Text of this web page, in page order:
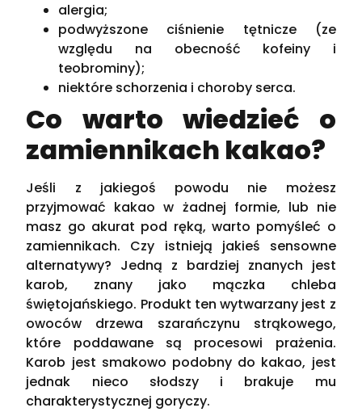
alergia;
podwyższone ciśnienie tętnicze (ze
względu na obecność kofeiny i
teobrominy);
niektóre schorzenia i choroby serca.
Co warto wiedzieć o
zamiennikach kakao?
Jeśli z jakiegoś powodu nie możesz
przyjmować kakao w żadnej formie, lub nie
masz go akurat pod ręką, warto pomyśleć o
zamiennikach. Czy istnieją jakieś sensowne
alternatywy? Jedną z bardziej znanych jest
karob, znany jako mączka chleba
świętojańskiego. Produkt ten wytwarzany jest z
owoców drzewa szarańczynu strąkowego,
które poddawane są procesowi prażenia.
Karob jest smakowo podobny do kakao, jest
jednak nieco słodszy i brakuje mu
charakterystycznej goryczy.